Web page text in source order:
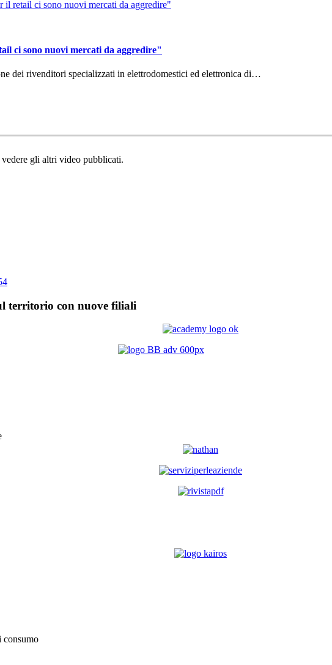
ci sono nuovi mercati da aggredire"
dei rivenditori specializzati in elettrodomestici ed elettronica di…
vedere gli altri video pubblicati.
territorio con nuove filiali
consumo